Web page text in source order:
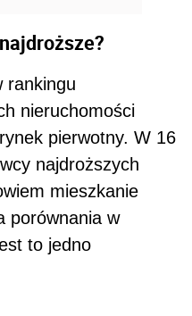
rankingu
nieruchomości
pierwotny. W 16
najdroższych
mieszkanie
porównania w
to jedno